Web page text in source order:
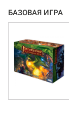
БАЗОВАЯ ИГРА